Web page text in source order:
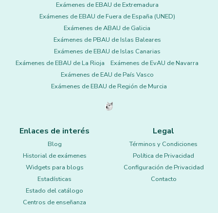
Exámenes de EBAU de Extremadura
Exámenes de EBAU de Fuera de España (UNED)
Exámenes de ABAU de Galicia
Exámenes de PBAU de Islas Baleares
Exámenes de EBAU de Islas Canarias
Exámenes de EBAU de La Rioja
Exámenes de EvAU de Navarra
Exámenes de EAU de País Vasco
Exámenes de EBAU de Región de Murcia
Enlaces de interés
Blog
Historial de exámenes
Widgets para blogs
Estadísticas
Estado del catálogo
Centros de enseñanza
Legal
Términos y Condiciones
Política de Privacidad
Configuración de Privacidad
Contacto